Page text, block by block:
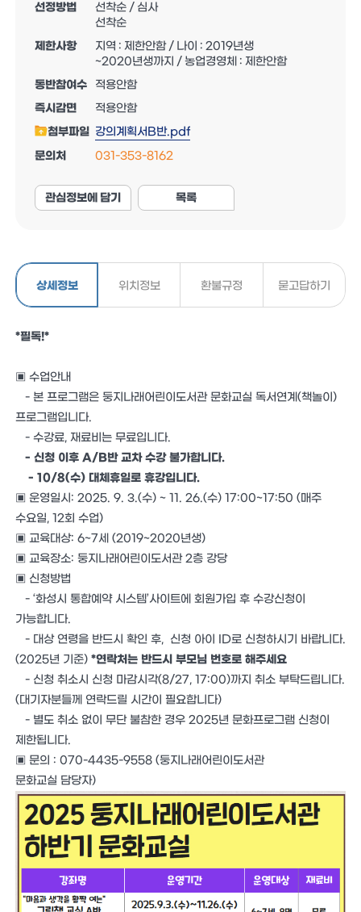
선정방법
선착순 / 심사
선착순
제한사항
지역 : 제한안함 / 나이 : 2019년생
~2020년생까지 / 농업경영체 : 제한안함
동반참여수
적용안함
즉시감면
적용안함
첨부파일 강의계획서B반.pdf
문의처
031-353-8162
관심정보에 담기 목록
상세정보 위치정보 환불규정 묻고답하기
*필독!*
▣ 수업안내
- 본 프로그램은 둥지나래어린이도서관 문화교실 독서연계(책놀이)
프로그램입니다.
- 수강료, 재료비는 무료입니다.
- 신청 이후 A/B반 교차 수강 불가합니다.
- 10/8(수) 대체휴일로 휴강입니다.
▣ 운영일시: 2025. 9. 3.(수) ~ 11. 26.(수) 17:00~17:50 (매주
수요일, 12회 수업)
▣ 교육대상: 6~7세 (2019~2020년생)
▣ 교육장소: 둥지나래어린이도서관 2층 강당
▣ 신청방법
- ‘화성시 통합예약 시스템’사이트에 회원가입 후 수강신청이
가능합니다.
- 대상 연령을 반드시 확인 후, 신청 아이 ID로 신청하시기 바랍니다.
(2025년 기준) *연락처는 반드시 부모님 번호로 해주세요
- 신청 취소시 신청 마감시각(8/27, 17:00)까지 취소 부탁드립니다.
(대기자분들께 연락드릴 시간이 필요합니다)
- 별도 취소 없이 무단 불참한 경우 2025년 문화프로그램 신청이
제한됩니다.
▣ 문의 : 070-4435-9558 (둥지나래어린이도서관
문화교실 담당자)